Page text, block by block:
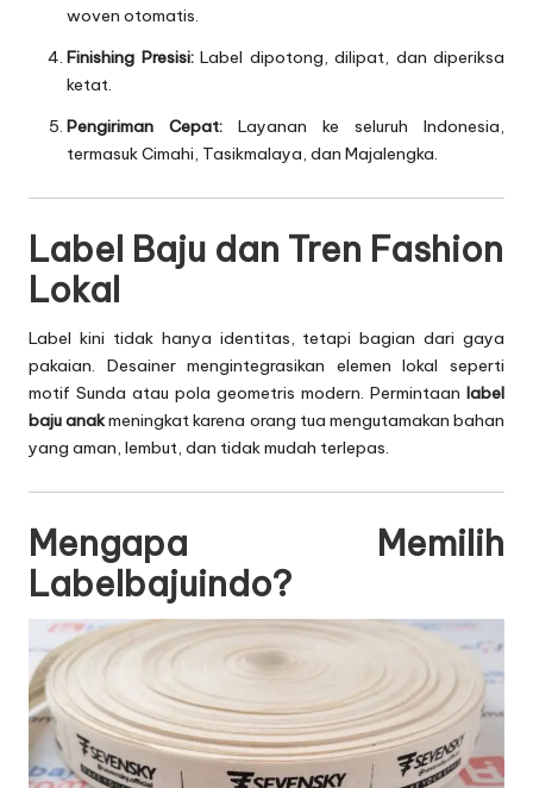
woven otomatis.
Finishing Presisi:Label dipotong, dilipat, dan diperiksa
ketat.
Pengiriman Cepat: Layanan ke seluruh Indonesia,
termasuk Cimahi, Tasikmalaya, dan Majalengka.
Label Baju dan Tren Fashion
Lokal
Label kini tidak hanya identitas, tetapi bagian dari gaya
pakaian. Desainer mengintegrasikan elemen lokal seperti
motif Sunda atau pola geometris modern. Permintaan label
baju anakmeningkat karena orang tua mengutamakan bahan
yang aman, lembut, dan tidak mudah terlepas.
Mengapa Memilih
Labelbajuindo?